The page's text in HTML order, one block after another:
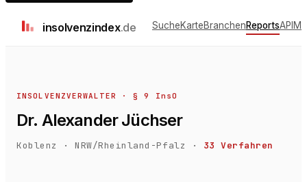
insolvenzindex.de SucheKarteBranchenReportsAPI
INSOLVENZVERWALTER · § 9 InsO
Dr. Alexander Jüchser
Koblenz ·NRW/Rheinland-Pfalz · 33 Verfahren